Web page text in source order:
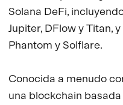
Solana DeFi,
Jupiter, DFlow y Titan,
Phantom y Solflare.
Conocida a menudo
una blockchain